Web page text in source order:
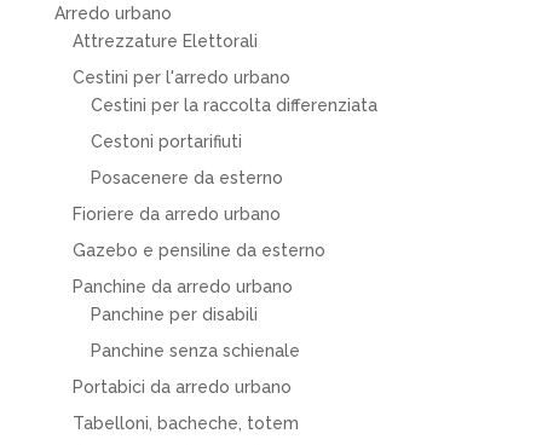
Arredo urbano
Attrezzature Elettorali
Cestini per l'arredo urbano
Cestini per la raccolta differenziata
Cestoni portarifiuti
Posacenere da esterno
Fioriere da arredo urbano
Gazebo e pensiline da esterno
Panchine da arredo urbano
Panchine per disabili
Panchine senza schienale
Portabici da arredo urbano
Tabelloni, bacheche, totem